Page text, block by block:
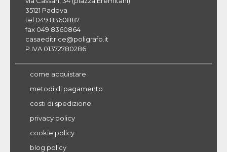
35121 Padova
tel 049 8360887
fax 049 8360864
casaeditrice@poligrafo.it
P.IVA 01372780286
come acquistare
metodi di pagamento
costi di spedizione
privacy policy
cookie policy
blog policy